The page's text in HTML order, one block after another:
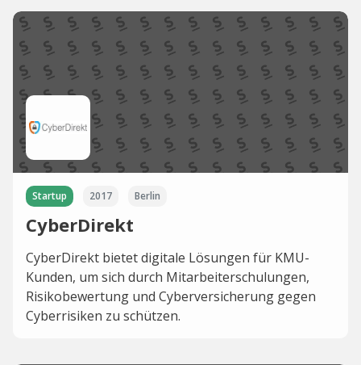
Startup 2017 Berlin
CyberDirekt
CyberDirekt bietet digitale Lösungen für KMU-
Kunden, um sich durch Mitarbeiterschulungen,
Risikobewertung und Cyberversicherung gegen
Cyberrisiken zu schützen.